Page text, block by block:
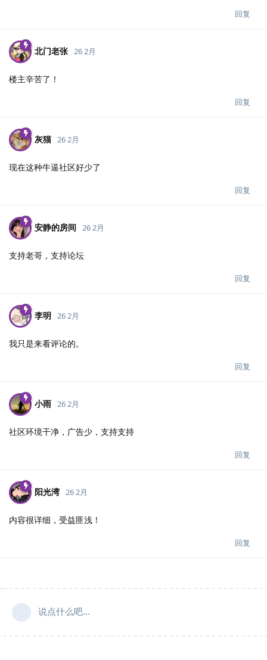
回复
北门老张 26 2月
楼主辛苦了！
回复
灰猫 26 2月
现在这种牛逼社区好少了
回复
安静的房间 26 2月
支持老哥，支持论坛
回复
李明 26 2月
我只是来看评论的。
回复
小雨 26 2月
社区环境干净，广告少，支持支持
回复
阳光湾 26 2月
内容很详细，受益匪浅！
回复
说点什么吧...